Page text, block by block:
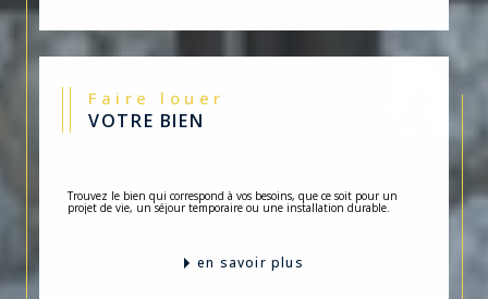
Faire louer
VOTRE BIEN
Trouvez le bien qui correspond à vos besoins, que ce soit pour un
projet de vie, un séjour temporaire ou une installation durable.
en savoir plus